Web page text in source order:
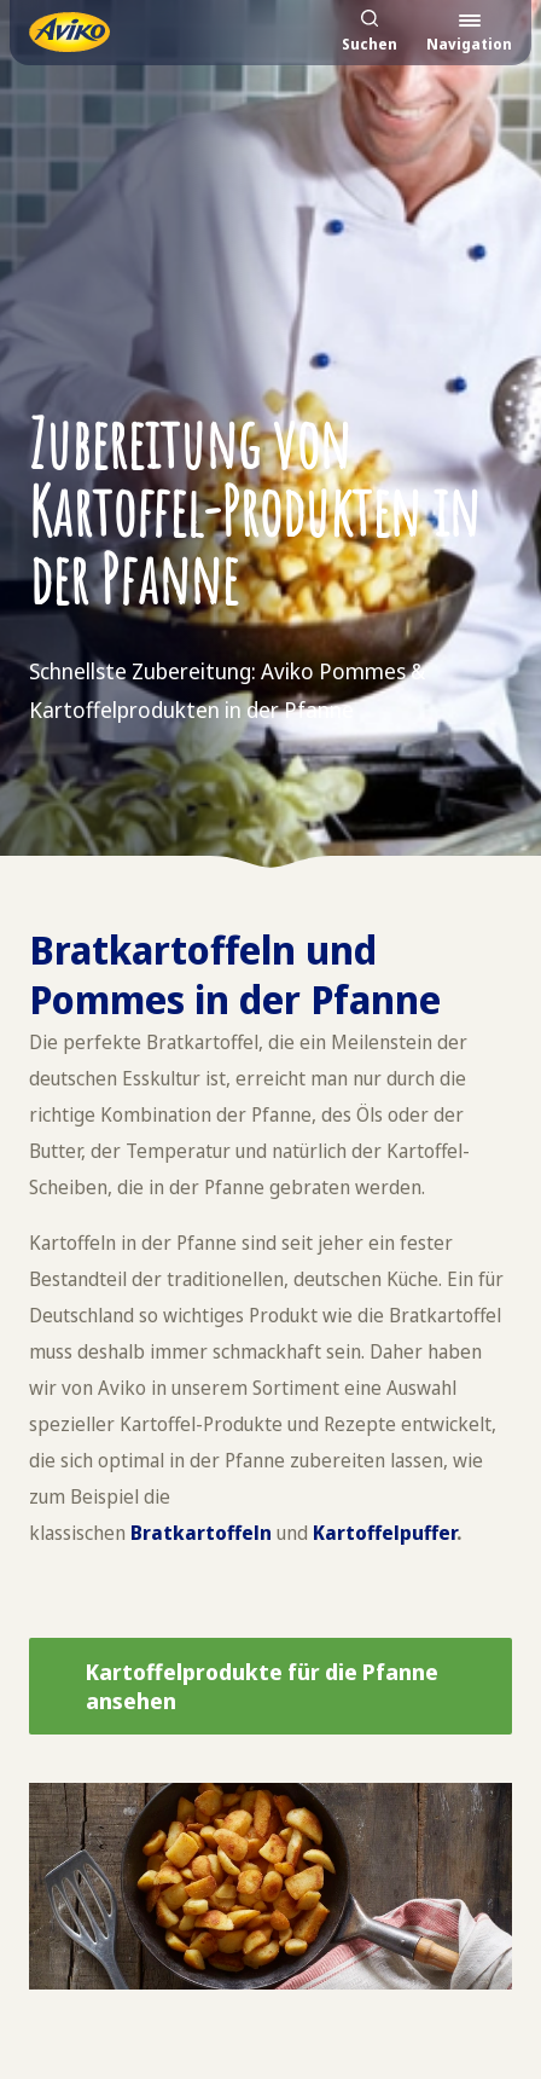
Suchen Navigation
Zubereitung von
Kartoffel-Produkten in
der Pfanne
Schnellste Zubereitung: Aviko Pommes &
Kartoffelprodukten in der Pfanne
Bratkartoffeln und
Pommes in der Pfanne
Die perfekte Bratkartoffel, die ein Meilenstein der
deutschen Esskultur ist, erreicht man nur durch die
richtige Kombination der Pfanne, des Öls oder der
Butter, der Temperatur und natürlich der Kartoffel-
Scheiben, die in der Pfanne gebraten werden.
Kartoffeln in der Pfanne sind seit jeher ein fester
Bestandteil der traditionellen, deutschen Küche. Ein für
Deutschland so wichtiges Produkt wie die Bratkartoffel
muss deshalb immer schmackhaft sein. Daher haben
wir von Aviko in unserem Sortiment eine Auswahl
spezieller Kartoffel-Produkte und Rezepte entwickelt,
die sich optimal in der Pfanne zubereiten lassen, wie
zum Beispiel die
klassischen Bratkartoffeln und Kartoffelpuffer.
Kartoffelprodukte für die Pfanne
ansehen